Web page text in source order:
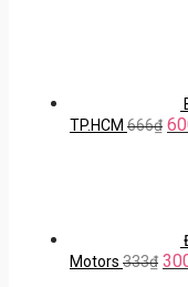
TP.HCM 666₫
Motors 333₫